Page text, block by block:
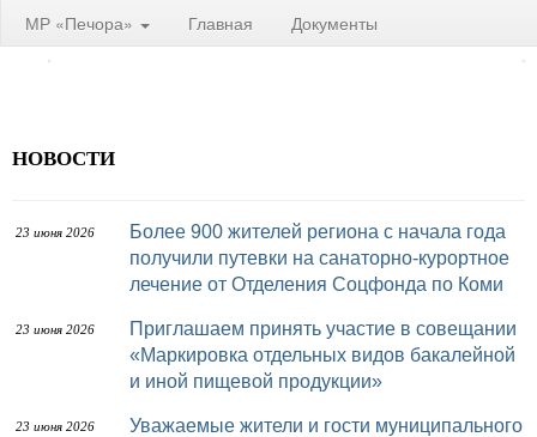
МР «Печора» Главная Документы
НОВОСТИ
23 июня 2026
Более 900 жителей региона с начала года
получили путевки на санаторно-курортное
лечение от Отделения Соцфонда по Коми
23 июня 2026
Приглашаем принять участие в совещании
«Маркировка отдельных видов бакалейной
и иной пищевой продукции»
23 июня 2026
Уважаемые жители и гости муниципального